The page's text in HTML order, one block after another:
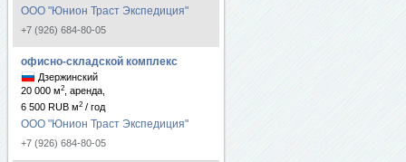
ООО "Юнион Траст Экспедиция"
+7 (926) 684-80-05
офисно-складской комплекс
Дзержинский
20 000 м2
, аренда,
6 500 RUB м2 / год
ООО "Юнион Траст Экспедиция"
+7 (926) 684-80-05